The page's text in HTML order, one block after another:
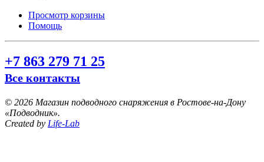
Просмотр корзины
Помощь
+7 863 279 71 25
Все контакты
© 2026 Магазин подводного снаряжения в Ростове-на-Дону
«Подводник».
Created by Life-Lab